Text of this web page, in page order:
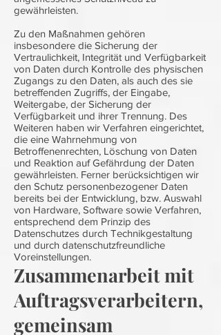
gewährleisten.
Zu den Maßnahmen gehören
insbesondere die Sicherung der
Vertraulichkeit, Integrität und Verfügbarkeit
von Daten durch Kontrolle des physischen
Zugangs zu den Daten, als auch des sie
betreffenden Zugriffs, der Eingabe,
Weitergabe, der Sicherung der
Verfügbarkeit und ihrer Trennung. Des
Weiteren haben wir Verfahren eingerichtet,
die eine Wahrnehmung von
Betroffenenrechten, Löschung von Daten
und Reaktion auf Gefährdung der Daten
gewährleisten. Ferner berücksichtigen wir
den Schutz personenbezogener Daten
bereits bei der Entwicklung, bzw. Auswahl
von Hardware, Software sowie Verfahren,
entsprechend dem Prinzip des
Datenschutzes durch Technikgestaltung
und durch datenschutzfreundliche
Voreinstellungen.
Zusammenarbeit mit
Auftragsverarbeitern,
gemeinsam